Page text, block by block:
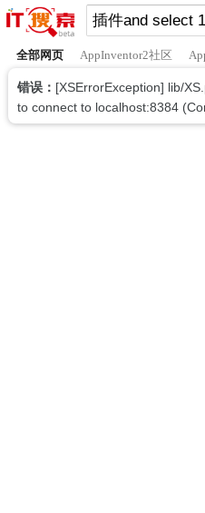
全部网页 AppInventor2社区
错误： [XSErrorException] lib/
to connect to localhost:8384